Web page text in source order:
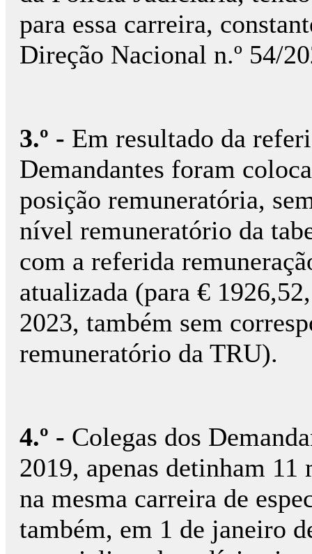
para essa carreira,
Direção Nacional n.º 54/
3.º - Em resultado da
Demandantes foram
posição remuneratória,
nível remuneratório da
com a referida
atualizada (para €
2023, também sem
remuneratório da TRU).
4.º - Colegas dos
2019, apenas detinham 11
na mesma carreira de
também, em 1 de janeiro